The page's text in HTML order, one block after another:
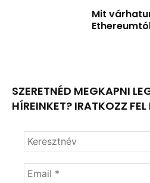
Mit
SZERETNÉD MEGKAPNI
HÍREINKET? IRATKOZZ FEL